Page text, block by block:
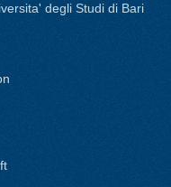
degli Studi di Bari